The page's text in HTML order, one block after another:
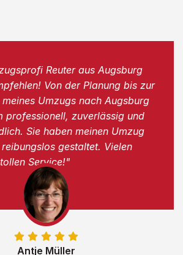
Antje Müller
Reuter aus Augsburg
Von der Planung bis zur
Umzugs nach Augsburg
professionell, zuverlässig und
Sie haben meinen Umzug
gestaltet. Vielen
Service!"